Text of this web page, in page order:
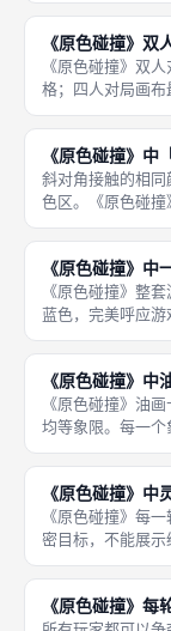
集齐五张则锁定
者5乘
《原色碰撞》双
《原色碰撞》双
格；四人对局画
式拥有更多摆放
家的计分区互相
直接改
《原色碰撞》中
斜对角接触的相
色区。《原色碰
色完全相同的象
条件，大多要求
时，需要
《原色碰撞》中
《原色碰撞》整
蓝色，完美呼应
度，玩家只需要
限、计分卡牌图
色等混合衍
《原色碰撞》中
《原色碰撞》油
均等象限。每一
一，不存在混合
布完全不一样，
之后，相邻
《原色碰撞》中
《原色碰撞》每
密目标，不能展
共计分卡所有人
其他人竞争。 卡
后，核查
《原色碰撞》每